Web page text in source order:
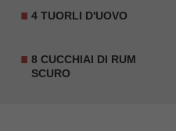
4 TUORLI D'UOVO
8 CUCCHIAI DI RUM
SCURO